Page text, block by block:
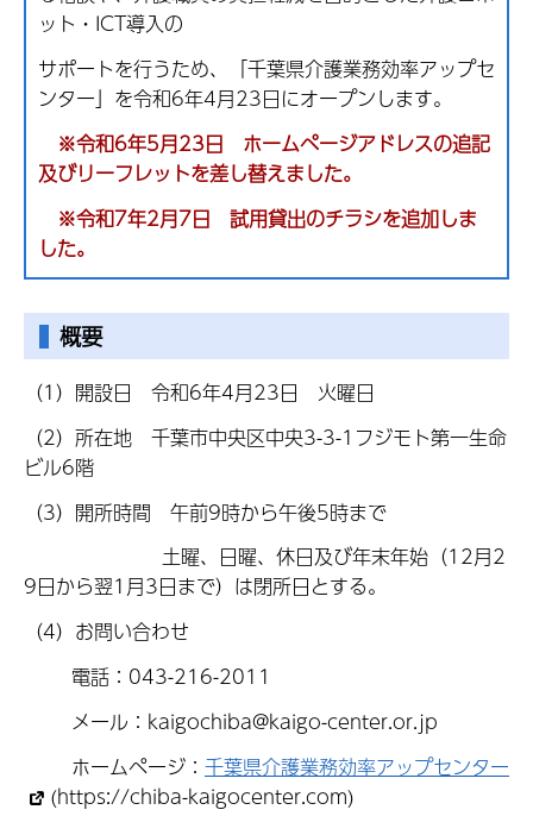
ット・ICT導入の
サポートを行うため、「千葉県介護業務効率アップセ
ンター」を令和6年4月23日にオープンします。
※令和6年5月23日 ホームページアドレスの追記
及びリーフレットを差し替えました。
※令和7年2月7日 試用貸出のチラシを追加しま
した。
概要
（1）開設日 令和6年4月23日 火曜日
（2）所在地 千葉市中央区中央3-3-1フジモト第一生命
ビル6階
（3）開所時間 午前9時から午後5時まで
土曜、日曜、休日及び年末年始（12月2
9日から翌1月3日まで）は閉所日とする。
（4）お問い合わせ
電話：043-216-2011
メール：kaigochiba@kaigo-center.or.jp
ホームページ： 千葉県介護業務効率アップセンター
(https://chiba-kaigocenter.com)